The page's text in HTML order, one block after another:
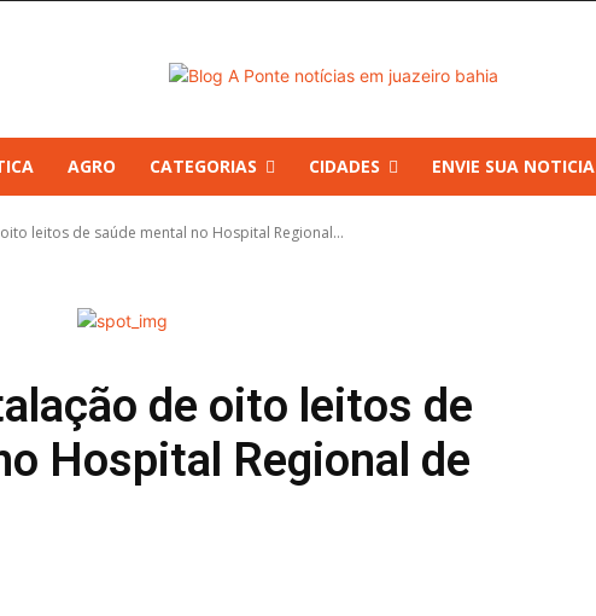
AGRO CATEGORIAS CIDADES ENVIE SUA NOTICIA
leitos de saúde mental no Hospital Regional...
de oito leitos de
Hospital Regional de